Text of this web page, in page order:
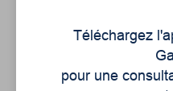
Le poids
numérique
Téléchargez
pour une